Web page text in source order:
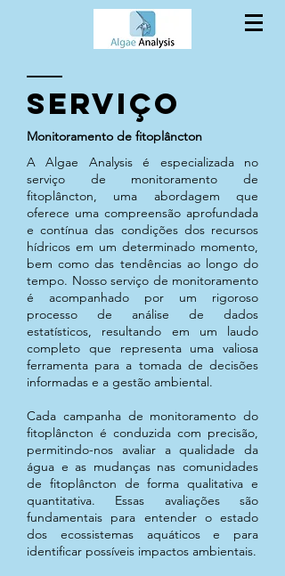
SERVIÇO
Monitoramento de fitoplâncton
A Algae Analysis é especializada no
serviço de monitoramento de
fitoplâncton, uma abordagem que
oferece uma compreensão aprofundada
e contínua das condições dos recursos
hídricos em um determinado momento,
bem como das tendências ao longo do
tempo. Nosso serviço de monitoramento
é acompanhado por um rigoroso
processo de análise de dados
estatísticos, resultando em um laudo
completo que representa uma valiosa
ferramenta para a tomada de decisões
informadas e a gestão ambiental.
Cada campanha de monitoramento do
fitoplâncton é conduzida com precisão,
permitindo-nos avaliar a qualidade da
água e as mudanças nas comunidades
de fitoplâncton de forma qualitativa e
quantitativa. Essas avaliações são
fundamentais para entender o estado
dos ecossistemas aquáticos e para
identificar possíveis impactos ambientais.